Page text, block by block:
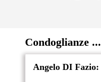
Condoglianze ...
Angelo DI Fazio: